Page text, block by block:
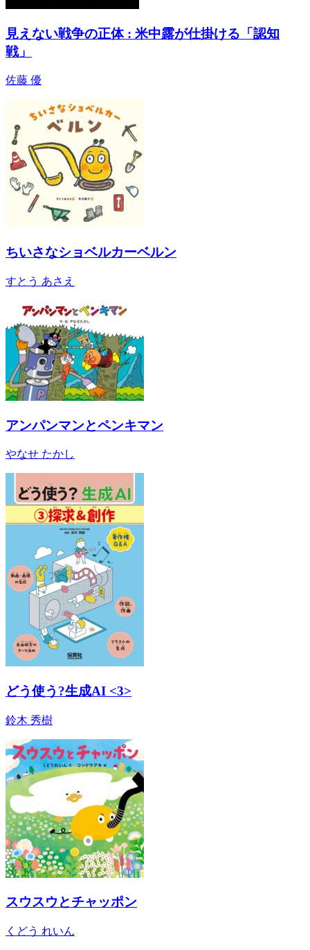
見えない戦争の正体 : 米中露が仕掛ける「認知
戦」
佐藤 優
ちいさなショベルカーベルン
すとう あさえ
アンパンマンとペンキマン
やなせ たかし
どう使う?生成AI <3>
鈴木 秀樹
スウスウとチャッポン
くどう れいん